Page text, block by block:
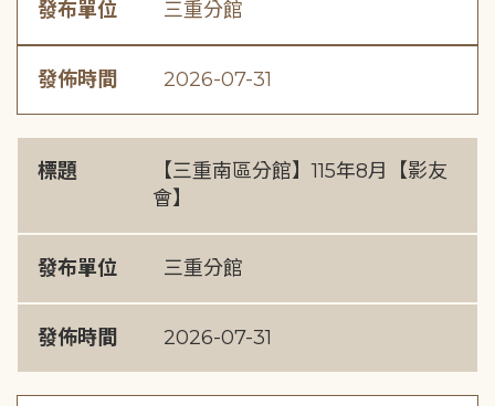
發布單位 三重分館
發佈時間 2026-07-31
標題
【三重南區分館】115年8月【影友
會】
發布單位 三重分館
發佈時間 2026-07-31